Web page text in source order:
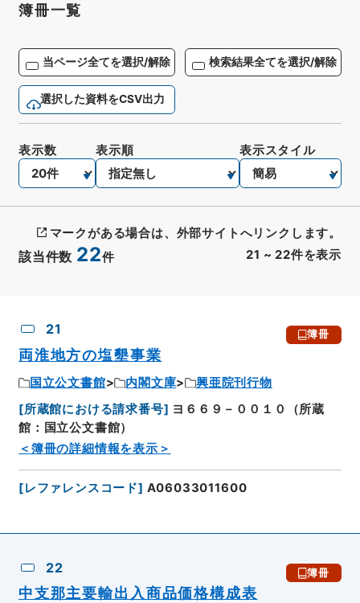
簿冊一覧
当ページ全てを選択/解除 検索結果全てを選択/解除
選択した資料をCSV出力
該当件数 22件 21 ~ 22件を表示
表示数 表示順 表示スタイル
マークがある場合は、外部サイトへリンクします。
21 簿冊
両淮地方の塩墾事業
国立公文書館 内閣文庫
興亜院刊行物
[所蔵館における請求番号] ヨ６６９－００１０（所蔵
館：国立公文書館）
＜簿冊の詳細情報を表示＞
[レファレンスコード] A06033011600
22 簿冊
中支那主要輸出入商品価格構成表